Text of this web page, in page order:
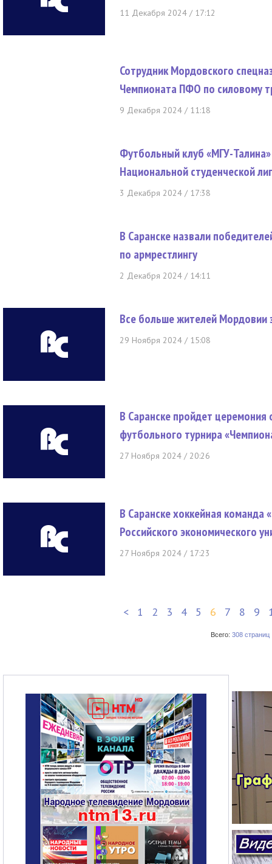
11 Декабря 2024 / 17:12
Сотрудник Мордовского
Чемпионата ПФО по силовому
9 Декабря 2024 / 11:18
Футбольный клуб «МГУ-
Национальной студенческой
3 Декабря 2024 / 17:38
В Саранске назвали
по армрестлингу
2 Декабря 2024 / 14:11
Все больше жителей Мордовии
29 Ноября 2024 / 15:08
В Саранске пройдет церемония
футбольного турнира
27 Ноября 2024 / 20:26
В Саранске хоккейная команда
Российского экономического
27 Ноября 2024 / 17:23
< 1 2 3 4 5 6 7 8 9
Всего: 308 страниц